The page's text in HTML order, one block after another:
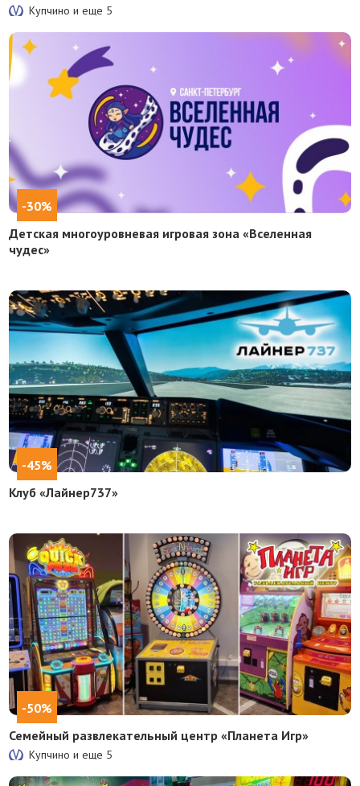
Купчино и еще 5
-30%
Детская многоуровневая игровая зона «Вселенная
чудес»
-45%
Клуб «Лайнер737»
-50%
Семейный развлекательный центр «Планета Игр»
Купчино и еще 5